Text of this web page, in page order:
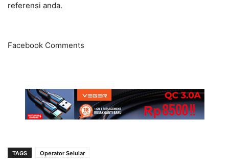
referensi anda.
Facebook Comments
TAGS Operator Selular